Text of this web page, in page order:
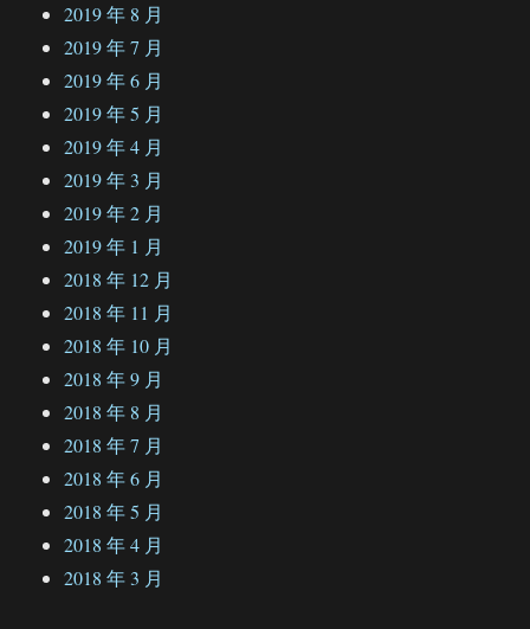
2019 年 8 月
2019 年 7 月
2019 年 6 月
2019 年 5 月
2019 年 4 月
2019 年 3 月
2019 年 2 月
2019 年 1 月
2018 年 12 月
2018 年 11 月
2018 年 10 月
2018 年 9 月
2018 年 8 月
2018 年 7 月
2018 年 6 月
2018 年 5 月
2018 年 4 月
2018 年 3 月